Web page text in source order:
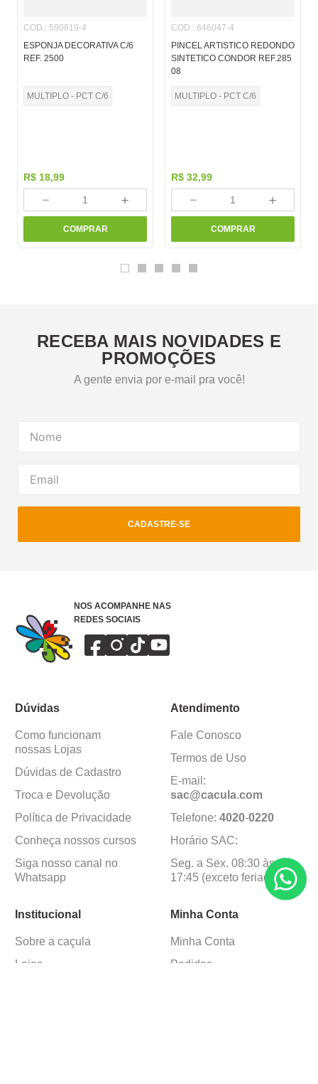
COD.: 590819-4
ESPONJA DECORATIVA C/6
REF. 2500
MULTIPLO - PCT C/6
R$ 18,99
＋
－
COMPRAR
COD.: 646047-4
PINCEL ARTISTICO REDONDO
SINTETICO CONDOR REF.285
08
MULTIPLO - PCT C/6
R$ 32,99
＋
－
COMPRAR
RECEBA MAIS NOVIDADES E
PROMOÇÕES
A gente envia por e-mail pra você!
CADASTRE-SE
NOS ACOMPANHE NAS
REDES SOCIAIS
Dúvidas
Como funcionam
nossas Lojas
Dúvidas de Cadastro
Troca e Devolução
Política de Privacidade
Conheça nossos cursos
Siga nosso canal no
Whatsapp
Atendimento
Fale Conosco
Termos de Uso
E-mail:
sac@cacula.com
Telefone: 4020-0220
Horário SAC:
Seg. a Sex. 08:30 às
17:45 (exceto feriados)
Institucional
Sobre a caçula
Lojas
Minha Conta
Minha Conta
Pedidos